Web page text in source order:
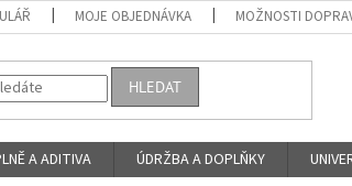
MOJE OBJEDNÁVKA MOŽNOSTI
HLEDAT
A ADITIVA ÚDRŽBA A DOPLŇKY